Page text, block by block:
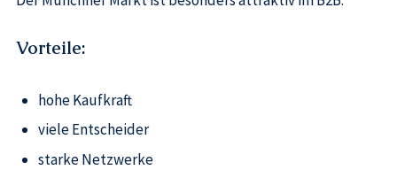
Vorteile:
hohe Kaufkraft
viele Entscheider
starke Netzwerke